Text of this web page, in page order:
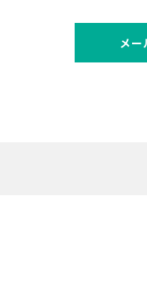
メー